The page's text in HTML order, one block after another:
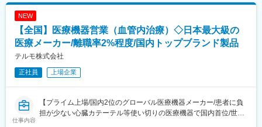
■キャリア
ト。ジョブローテーションや研修でキャリアの幅を広げられま
す。
HP：https://fms-careers.fujifilm.com/environment/training/
変更の範囲：会社の定める業務
医用画像処理機器、医用画像ネットワークシステムの設置、立ち
行います。
■研修制度
入社後は、小田原の研修センターにて、機械の解体・組み立てな
どの基礎技術を学び、先輩社員とのOJTを通じて、現場での実務
に慣れていただきます。上記のとおり実機を用いたトレーニング
などから必要なスキルを段階的に習得できますので、未経験の方
でもキャッチアップいただける環境です！
※その他年間研修カリキュラムがあり、成熟度に応じて参加可能
NEW
【全国】医療機器営業（血管内治療）◇日本最大級の
医療メーカー/離職率2%程度/国内トップブランド製品
テルモ株式会社
正社員 上場企業
仕事内容
【プライム上場/国内2位のグローバル医療機器メーカー/患者に負
担が少ない心臓カテーテル等使い切りの医療機器で国内首位/世界